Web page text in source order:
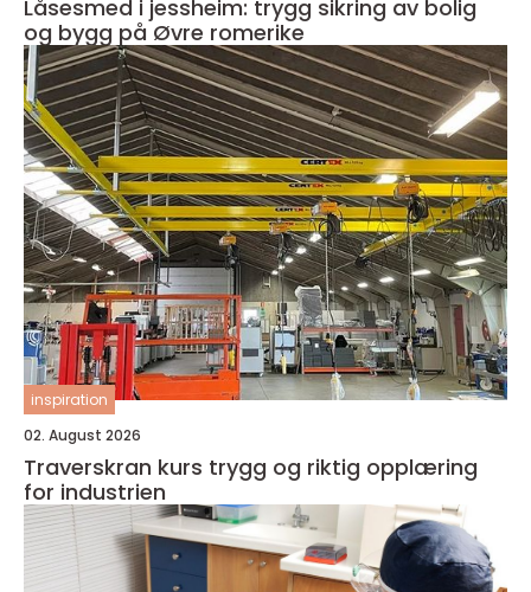
Låsesmed i jessheim: trygg sikring av bolig
og bygg på Øvre romerike
inspiration
02. August 2026
Traverskran kurs trygg og riktig opplæring
for industrien